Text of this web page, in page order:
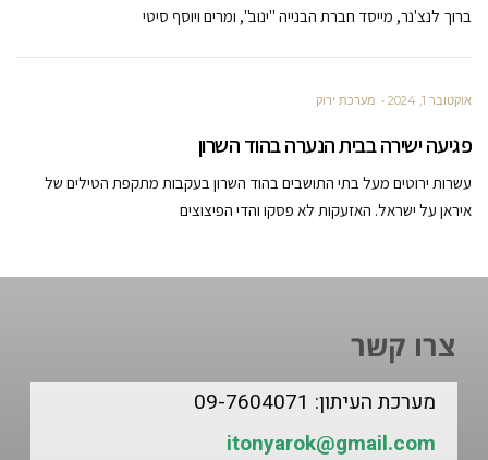
ברוך לנצ'נר, מייסד חברת הבנייה "ינוב", ומרים ויוסף סיטי
אוקטובר 1, 2024 מערכת ירוק
פגיעה ישירה בבית הנערה בהוד השרון
עשרות ירוטים מעל בתי התושבים בהוד השרון בעקבות מתקפת הטילים של
איראן על ישראל. האזעקות לא פסקו והדי הפיצוצים
צרו קשר
מערכת העיתון: 09-7604071
itonyarok@gmail.com